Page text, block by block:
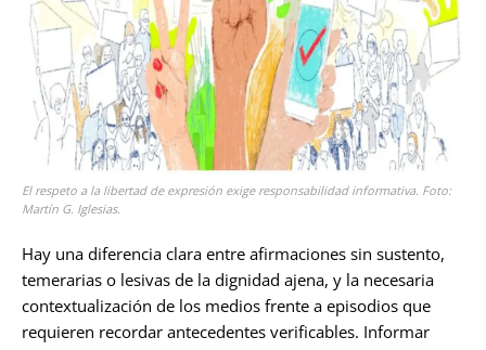
El respeto a la libertad de expresión exige responsabilidad informativa. Foto:
Martín G. Iglesias.
Hay una diferencia clara entre afirmaciones sin sustento,
temerarias o lesivas de la dignidad ajena, y la necesaria
contextualización de los medios frente a episodios que
requieren recordar antecedentes verificables. Informar